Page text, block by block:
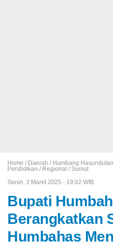
Home / Daerah / Humbang Hasundutan
Pendidikan / Regional / Sumut
Senin, 3 Maret 2025 - 19:02 WIB
Bupati
Berangkatkan
Humbahas